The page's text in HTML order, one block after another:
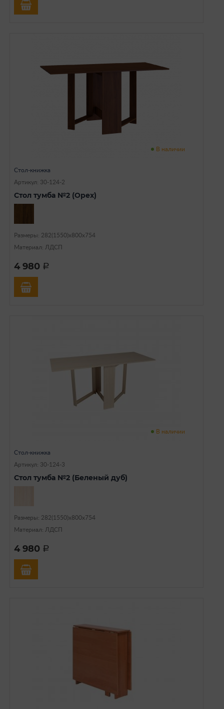
В наличии
Стол-книжка
Артикул: 30-124-2
Стол тумба №2 (Орех)
Размеры: 282(1550)х800х754
Материал: ЛДСП
4 980 a
В наличии
Стол-книжка
Артикул: 30-124-3
Стол тумба №2 (Беленый дуб)
Размеры: 282(1550)х800х754
Материал: ЛДСП
4 980 a